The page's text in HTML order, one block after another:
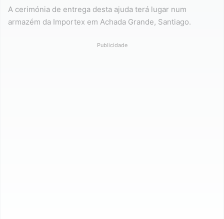
A cerimónia de entrega desta ajuda terá lugar num
armazém da Importex em Achada Grande, Santiago.
Publicidade